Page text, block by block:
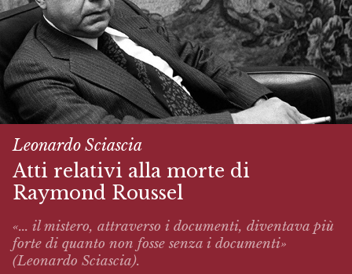
Leonardo Sciascia
Atti relativi alla morte di
Raymond Roussel
«... il mistero, attraverso i documenti, diventava più
forte di quanto non fosse senza i documenti»
(Leonardo Sciascia).